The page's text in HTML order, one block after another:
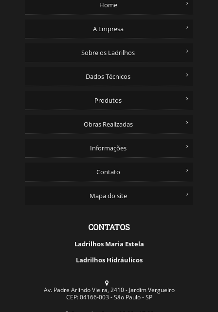
Home
A Empresa
Sobre os Ladrilhos
Dados Técnicos
Produtos
Obras Realizadas
Informações
Contato
Mapa do site
CONTATOS
Ladrilhos Maria Estela
Ladrilhos Hidráulicos
Av. Padre Arlindo Vieira, 2410 - Jardim Vergueiro
CEP: 04166-003 - São Paulo - SP